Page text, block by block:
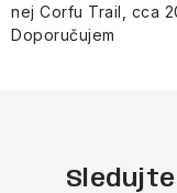
nej Corfu Trail, cca
Doporučujem